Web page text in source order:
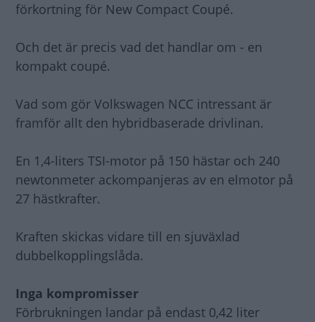
förkortning för New Compact Coupé.
Och det är precis vad det handlar om - en
kompakt coupé.
Vad som gör Volkswagen NCC intressant är
framför allt den hybridbaserade drivlinan.
En 1,4-liters TSI-motor på 150 hästar och 240
newtonmeter ackompanjeras av en elmotor på
27 hästkrafter.
Kraften skickas vidare till en sjuväxlad
dubbelkopplingslåda.
Inga kompromisser
Förbrukningen landar på endast 0,42 liter